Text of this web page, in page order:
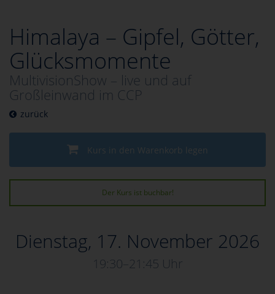
Himalaya – Gipfel, Götter,
Glücksmomente
MultivisionShow – live und auf
Großleinwand im CCP
zurück
Kurs in den Warenkorb legen
Der Kurs ist buchbar!
Dienstag, 17. November 2026
19:30–21:45 Uhr